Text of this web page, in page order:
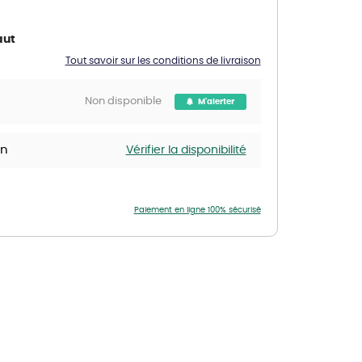
Mon potager
Non disponible M'alerter
Vérifier la disponibilité
Tout savoir sur les conditions de livraison
Paiement en ligne 100% sécurisé